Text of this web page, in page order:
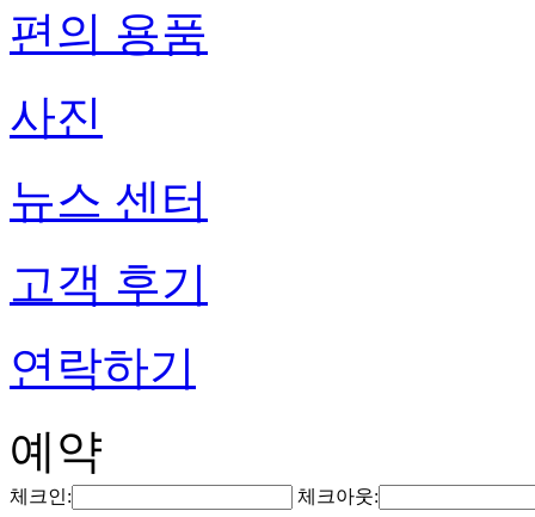
편의 용품
사진
뉴스 센터
고객 후기
연락하기
예약
체크인: 체크아웃: